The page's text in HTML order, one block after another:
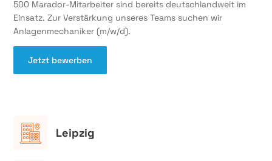
500 Marador-Mitarbeiter sind bereits deutschlandweit im
Einsatz. Zur Verstärkung unseres Teams suchen wir
Anlagenmechaniker (m/w/d).
Jetzt bewerben
Leipzig